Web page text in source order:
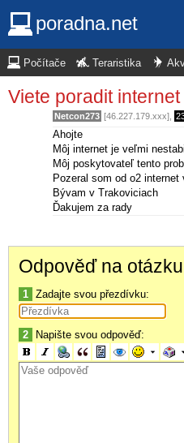
poradna.net
Počítače Teraristika
Viete poradit internet
Netcon273 [46.227.179.xxx],
Ahojte
Môj internet je veľmi
Môj poskytovateľ tento
Pozeral som od o2
Bývam v Trakoviciach
Ďakujem za rady
Odpověď na otázku
1 Zadajte svou přezdívku:
2 Napište svou odpověď: